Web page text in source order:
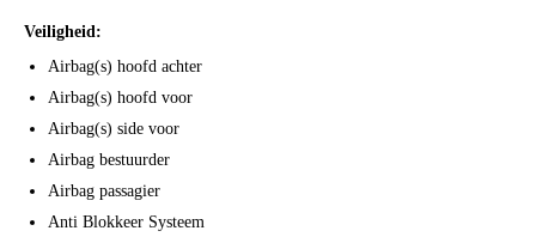
Veiligheid:
Airbag(s) hoofd achter
Airbag(s) hoofd voor
Airbag(s) side voor
Airbag bestuurder
Airbag passagier
Anti Blokkeer Systeem